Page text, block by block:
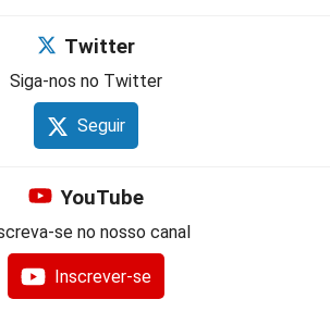
Twitter
Siga-nos no Twitter
Seguir
YouTube
se no nosso canal
Inscrever-se